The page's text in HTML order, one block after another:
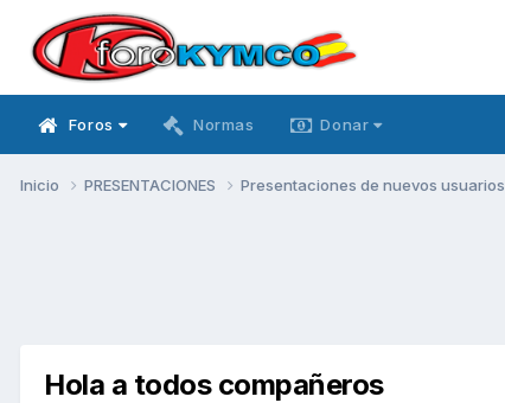
Foros Normas Donar
Inicio PRESENTACIONES Presentaciones de nuevos usuarios
Hola a todos compañeros